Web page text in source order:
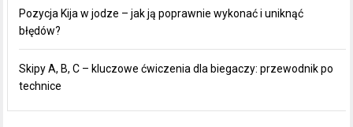
Pozycja Kija w jodze – jak ją poprawnie wykonać i uniknąć
błędów?
Skipy A, B, C – kluczowe ćwiczenia dla biegaczy: przewodnik po
technice